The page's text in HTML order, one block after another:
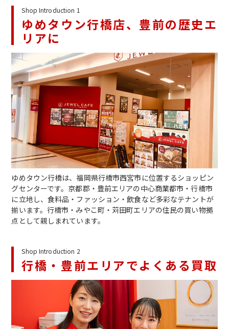
Shop Introduction 1
ゆめタウン行橋店、豊前の歴史エ
リアに
ゆめタウン行橋は、福岡県行橋市西宮市に位置するショッピン
グセンターです。京都郡・豊前エリアの中心商業都市・行橋市
に立地し、食料品・ファッション・飲食など多彩なテナントが
揃います。行橋市・みやこ町・苅田町エリアの住民の買い物拠
点として親しまれています。
Shop Introduction 2
行橋・豊前エリアでよくある買取